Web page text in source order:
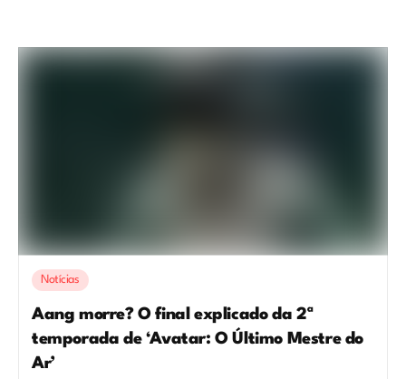
Notícias
Aang morre? O final explicado da 2ª
temporada de ‘Avatar: O Último Mestre do
Ar’